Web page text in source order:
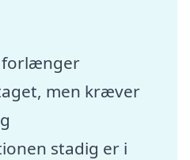
forlænger
men kræver
stadig er i